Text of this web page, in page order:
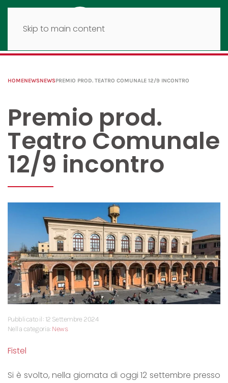
Skip to main content
HOMENEWSNEWSPREMIO PROD. TEATRO COMUNALE 12/9 INCONTRO
Premio prod.
Teatro Comunale
12/9 incontro
Pubblicato il: 12 Settembre 2024
Nella categoria:News
Fistel
Si è svolto, nella giornata di oggi 12 settembre presso